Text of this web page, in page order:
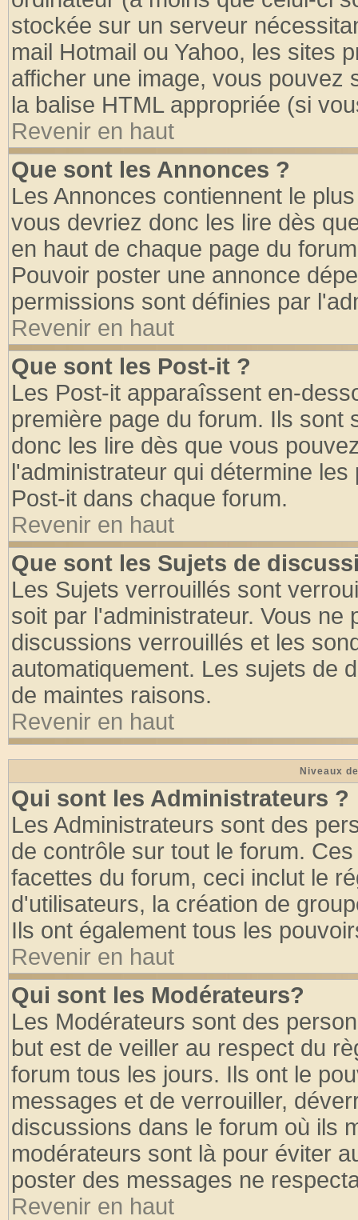
stockée sur un serveur
mail Hotmail ou Yahoo, les sites
afficher une image, vous pouvez
la balise HTML appropriée (si
Revenir en haut
Que sont les Annonces ?
Les Annonces contiennent le
vous devriez donc les lire dès
en haut de chaque page du
Pouvoir poster une annonce
permissions sont définies par
Revenir en haut
Que sont les Post-it ?
Les Post-it apparaîssent en-
première page du forum. Ils
donc les lire dès que vous
l'administrateur qui détermine
Post-it dans chaque forum.
Revenir en haut
Que sont les Sujets de
Les Sujets verrouillés sont
soit par l'administrateur. Vous
discussions verrouillés et les
automatiquement. Les sujets de
de maintes raisons.
Revenir en haut
Niveaux
Qui sont les Administrateurs ?
Les Administrateurs sont des
de contrôle sur tout le forum.
facettes du forum, ceci inclut le
d'utilisateurs, la création de
Ils ont également tous les
Revenir en haut
Qui sont les Modérateurs?
Les Modérateurs sont des
but est de veiller au respect du
forum tous les jours. Ils ont le
messages et de verrouiller,
discussions dans le forum où ils
modérateurs sont là pour éviter
poster des messages ne
Revenir en haut